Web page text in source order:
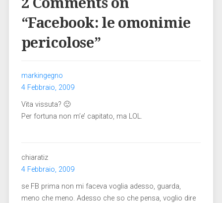
“Facebook: le omonimie
pericolose”
markingegno
4 Febbraio, 2009
Vita vissuta? 🙂
Per fortuna non m’e’ capitato, ma LOL.
chiaratiz
4 Febbraio, 2009
se FB prima non mi faceva voglia adesso, guarda,
meno che meno. Adesso che so che pensa, voglio dire